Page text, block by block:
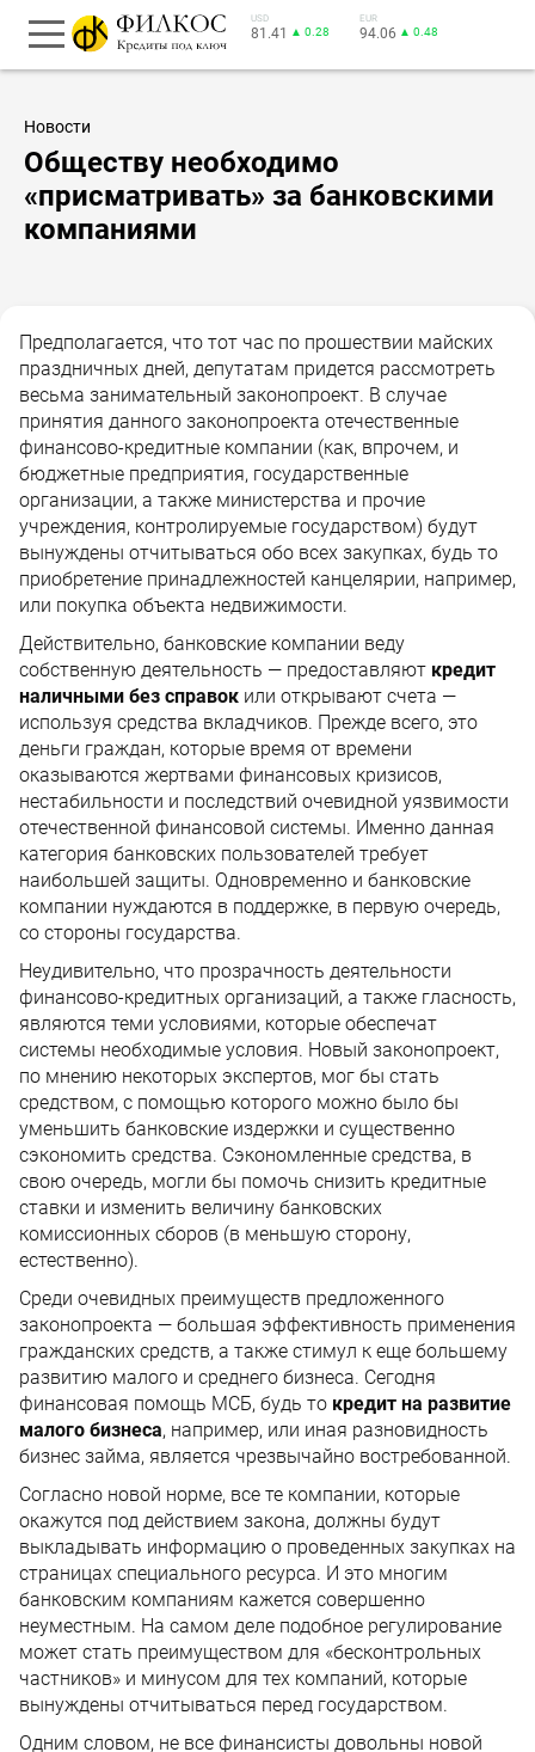
USD
81.41 ▲ 0.28
EUR
94.06 ▲ 0.48
Новости
Обществу необходимо
«присматривать» за банковскими
компаниями
Предполагается, что тот час по прошествии майских
праздничных дней, депутатам придется рассмотреть
весьма занимательный законопроект. В случае
принятия данного законопроекта отечественные
финансово-кредитные компании (как, впрочем, и
бюджетные предприятия, государственные
организации, а также министерства и прочие
учреждения, контролируемые государством) будут
вынуждены отчитываться обо всех закупках, будь то
приобретение принадлежностей канцелярии, например,
или покупка объекта недвижимости.
Действительно, банковские компании веду
собственную деятельность — предоставляют кредит
наличными без справок или открывают счета —
используя средства вкладчиков. Прежде всего, это
деньги граждан, которые время от времени
оказываются жертвами финансовых кризисов,
нестабильности и последствий очевидной уязвимости
отечественной финансовой системы. Именно данная
категория банковских пользователей требует
наибольшей защиты. Одновременно и банковские
компании нуждаются в поддержке, в первую очередь,
со стороны государства.
Неудивительно, что прозрачность деятельности
финансово-кредитных организаций, а также гласность,
являются теми условиями, которые обеспечат
системы необходимые условия. Новый законопроект,
по мнению некоторых экспертов, мог бы стать
средством, с помощью которого можно было бы
уменьшить банковские издержки и существенно
сэкономить средства. Сэкономленные средства, в
свою очередь, могли бы помочь снизить кредитные
ставки и изменить величину банковских
комиссионных сборов (в меньшую сторону,
естественно).
Среди очевидных преимуществ предложенного
законопроекта — большая эффективность применения
гражданских средств, а также стимул к еще большему
развитию малого и среднего бизнеса. Сегодня
финансовая помощь МСБ, будь то кредит на развитие
малого бизнеса, например, или иная разновидность
бизнес займа, является чрезвычайно востребованной.
Согласно новой норме, все те компании, которые
окажутся под действием закона, должны будут
выкладывать информацию о проведенных закупках на
страницах специального ресурса. И это многим
банковским компаниям кажется совершенно
неуместным. На самом деле подобное регулирование
может стать преимуществом для «бесконтрольных
частников» и минусом для тех компаний, которые
вынуждены отчитываться перед государством.
Одним словом, не все финансисты довольны новой